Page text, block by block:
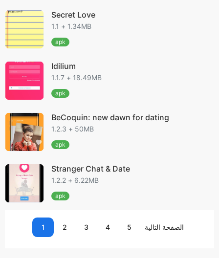
Secret Love
1.1 + 1.34MB
apk
Idilium
1.1.7 + 18.49MB
apk
BeCoquin: new dawn for dating
1.2.3 + 50MB
apk
Stranger Chat & Date
1.2.2 + 6.22MB
apk
1 2 3 4 5 الصفحة التالية